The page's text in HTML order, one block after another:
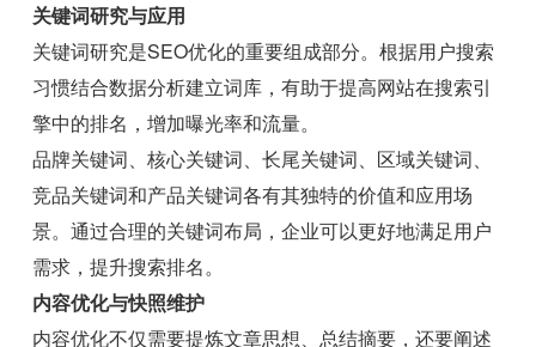
关键词研究与应用
关键词研究是SEO优化的重要组成部分。根据用户搜索
习惯结合数据分析建立词库，有助于提高网站在搜索引
擎中的排名，增加曝光率和流量。
品牌关键词、核心关键词、长尾关键词、区域关键词、
竞品关键词和产品关键词各有其独特的价值和应用场
景。通过合理的关键词布局，企业可以更好地满足用户
需求，提升搜索排名。
内容优化与快照维护
内容优化不仅需要提炼文章思想、总结摘要，还要阐述